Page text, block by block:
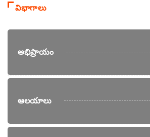
విభాగాలు
అభిప్రాయం
ఆలయాలు